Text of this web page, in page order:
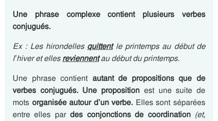
Une phrase complexe contient plusieurs verbes
conjugués.
Ex : Les hirondelles quittentle printemps au début de
l’hiver et ellesreviennentau début du printemps.
Une phrase contient autant de propositions que de
verbes conjugués. Une proposition est une suite de
mots organisée autour d’un verbe. Elles sont séparées
entre elles pardes conjonctions de coordination (et,